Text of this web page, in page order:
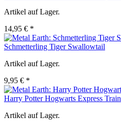
Artikel auf Lager.
14,95 € *
Schmetterling Tiger Swallowtail
Artikel auf Lager.
9,95 € *
Harry Potter Hogwarts Express Train
Artikel auf Lager.